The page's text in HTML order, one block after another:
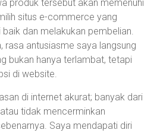
produk tersebut akan memenuhi
situs e-commerce yang
dan melakukan pembelian.
rasa antusiasme saya langsung
bukan hanya terlambat, tetapi
di website.
di internet akurat; banyak dari
tidak mencerminkan
Saya mendapati diri